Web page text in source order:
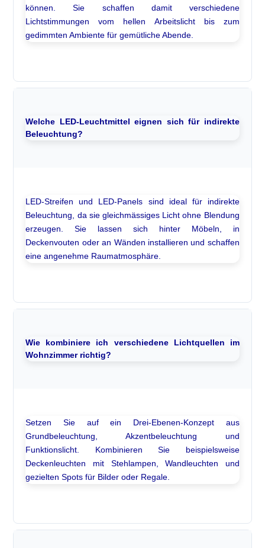
können. Sie schaffen damit verschiedene
Lichtstimmungen vom hellen Arbeitslicht bis zum
gedimmten Ambiente für gemütliche Abende.
Welche LED-Leuchtmittel eignen sich für indirekte
Beleuchtung?
LED-Streifen und LED-Panels sind ideal für indirekte
Beleuchtung, da sie gleichmässiges Licht ohne Blendung
erzeugen. Sie lassen sich hinter Möbeln, in
Deckenvouten oder an Wänden installieren und schaffen
eine angenehme Raumatmosphäre.
Wie kombiniere ich verschiedene Lichtquellen im
Wohnzimmer richtig?
Setzen Sie auf ein Drei-Ebenen-Konzept aus
Grundbeleuchtung, Akzentbeleuchtung und
Funktionslicht. Kombinieren Sie beispielsweise
Deckenleuchten mit Stehlampen, Wandleuchten und
gezielten Spots für Bilder oder Regale.